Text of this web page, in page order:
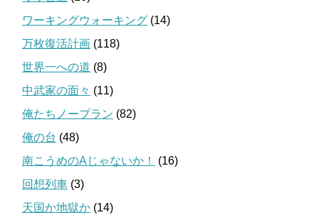
ワーキングウォーキング (14)
万枚復活計画 (118)
世界一への道 (8)
中武家の面々 (11)
俺たちノープラン (82)
俺の台 (48)
南こうめのAじゃないか！
(16)
回想列車 (3)
天国か地獄か (14)